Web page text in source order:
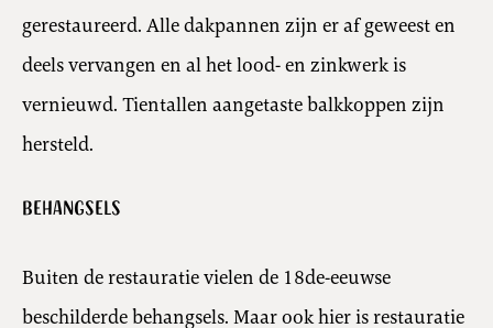
gerestaureerd. Alle dakpannen zijn er af geweest en
deels vervangen en al het lood- en zinkwerk is
vernieuwd. Tientallen aangetaste balkkoppen zijn
hersteld.
Behangsels
Buiten de restauratie vielen de 18de-eeuwse
beschilderde behangsels. Maar ook hier is restauratie